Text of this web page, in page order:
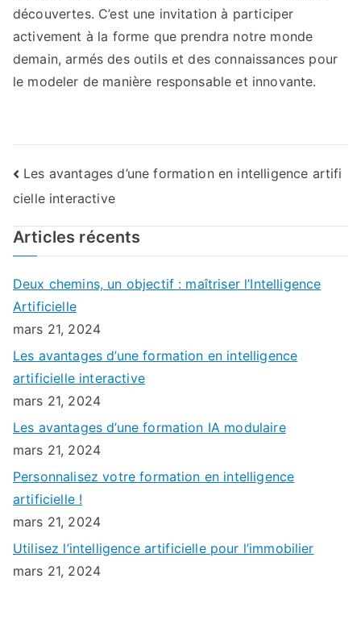
découvertes. C’est une invitation à participer
activement à la forme que prendra notre monde
demain, armés des outils et des connaissances pour
le modeler de manière responsable et innovante.
Navigation
de
l’article
Les avantages d’une formation en intelligence artifi
cielle interactive
Articles récents
Deux chemins, un objectif : maîtriser l’Intelligence
Artificielle
mars 21, 2024
Les avantages d’une formation en intelligence
artificielle interactive
mars 21, 2024
Les avantages d’une formation IA modulaire
mars 21, 2024
Personnalisez votre formation en intelligence
artificielle !
mars 21, 2024
Utilisez l’intelligence artificielle pour l’immobilier
mars 21, 2024